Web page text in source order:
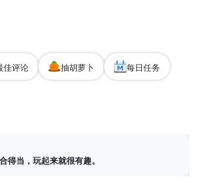
佳评论 抽胡萝卜 每日任务
得当，玩起来就很有趣。